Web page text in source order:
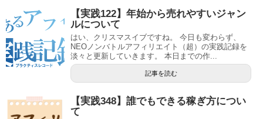
【実践122】年始から売れやすいジャン
ルについて
はい、クリスマスイブですね。 今日も変わらず、
NEOノンバトルアフィリエイト（超）の実践記録を
淡々と更新していきます。 本日までの作...
記事を読む
【実践348】誰でもできる稼ぎ方につい
て